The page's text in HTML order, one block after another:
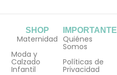
SHOP
Maternidad
Moda y
Calzado
Infantil
IMPORTANTE
Quiénes
Somos
Políticas de
Privacidad